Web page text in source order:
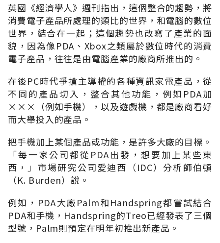
英國《經濟學人》週刊指出，這個整合的趨勢，將
消費電子產品所處理的類比的世界，和電腦的數位
世界，結合在一起；這個趨勢也改寫了產業的面
貌，因為像PDA、Xbox之類屬於數位時代的消費
電子產品，往往是由電腦產業的廠商所推出的。
在後PC時代爭搶主導權的各種資訊家電產品，從
不同的產品切入，整合其他功能，例如PDA加
×××（例如手機），以及遊戲機，都是廠商看好
而大舉投入的產品。
把手機加上某個產品或功能，是許多大廠的目標。
「每一家公司都從PDA出發，想要加上某些東
西，」市場研究公司愛迪西（IDC）分析師伯頓
（K. Burden）說。
例如，PDA大廠Palm和Handspring都嘗試結合
PDA和手機，Handspring的Treo已經發表了三個
型號，Palm則預定在明年初推出新產品。